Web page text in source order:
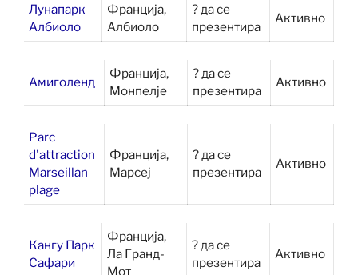
Лунапарк
Албиоло
Франција,
Албиоло
? да се
презентира
Активно
Амиголенд
Франција,
Монпелје
? да се
презентира
Активно
Parc
d'attraction
Marseillan
plage
Франција,
Марсеј
? да се
презентира
Активно
Кангу Парк
Сафари
Франција,
Ла Гранд-
Мот
? да се
презентира
Активно